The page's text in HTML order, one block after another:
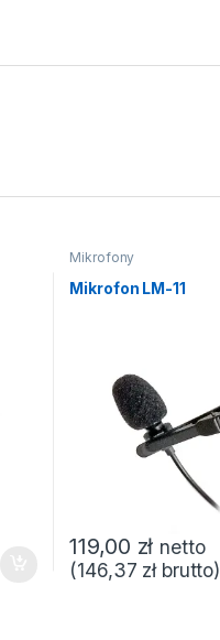
Mikrofony
Mikrofon LM-11
119,00 zł netto
(146,37 złbrutto)